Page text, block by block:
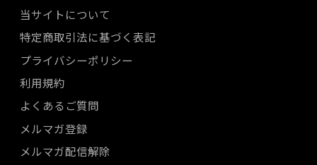
当サイトについて
特定商取引法に基づく表記
プライバシーポリシー
利用規約
よくあるご質問
メルマガ登録
メルマガ配信解除